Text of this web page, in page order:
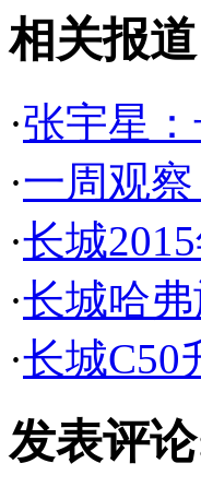
相关报道
·张宇星
·一周观
·长城
·长城哈
·长城C50
发表评